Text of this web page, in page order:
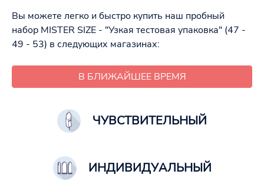
Вы можете легко и быстро купить наш пробный
набор MISTER SIZE - "Узкая тестовая упаковка" (47 -
49 - 53) в следующих магазинах:
В БЛИЖАЙШЕЕ ВРЕМЯ
ЧУВСТВИТЕЛЬНЫЙ
ИНДИВИДУАЛЬНЫЙ